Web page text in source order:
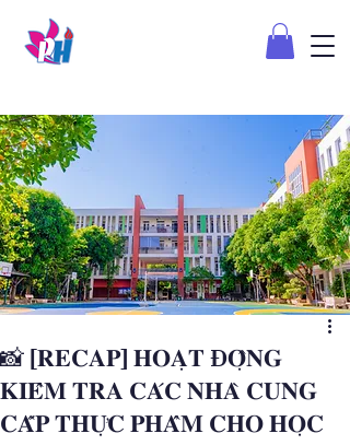
📸 [𝐑𝐄𝐂𝐀𝐏] 𝐇𝐎𝐀̣𝐓 Đ𝐎̣̂𝐍𝐆
𝐊𝐈𝐄̂̉𝐌 𝐓𝐑𝐀 𝐂𝐀́𝐂 𝐍𝐇𝐀̀ 𝐂𝐔𝐍𝐆
𝐂𝐀̂́𝐏 𝐓𝐇𝐔̛̣𝐂 𝐏𝐇𝐀̂̉𝐌 𝐂𝐇𝐎 𝐇𝐎̣𝐂